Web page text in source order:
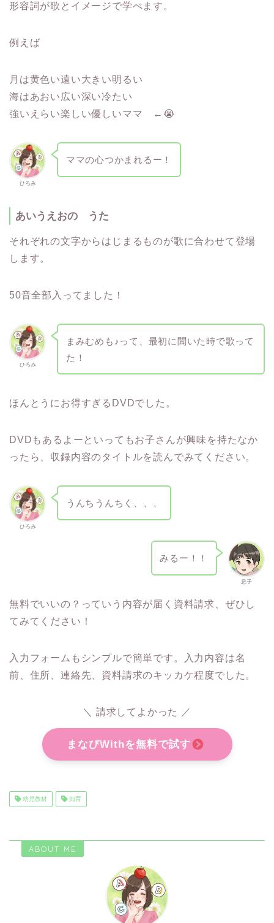
形容詞が歌とイメージで学べます。
例えば
月は黄色い遠い大きい明るい
海はあおい広い深い冷たい
強いえらい楽しい優しいママ ←😭
ひろみ
ママの心つかまれるー！
あいうえおの うた
それぞれの文字からはじまるものが歌に合わせて登場
します。
50音全部入ってました！
ひろみ
まみむめも♪って、最初に聞いた時で歌って
た！
ほんとうにお得すぎるDVDでした。
DVDもあるよーといってもお子さんが興味を持たなか
ったら、収録内容のタイトルを読んでみてください。
ひろみ
うんちうんちく、、、
息子
みるー！！
無料でいいの？っていう内容が届く資料請求、ぜひし
てみてください！
入力フォームもシンプルで簡単です。入力内容は名
前、住所、連絡先、資料請求のキッカケ程度でした。
＼ 請求してよかった ／
まなびWithを無料で試す
幼児教材 知育
ABOUT ME